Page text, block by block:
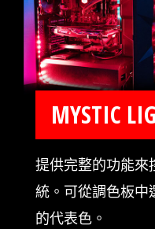
MYSTIC
提供完整的功能來
統。可從調色板中
的代表色。